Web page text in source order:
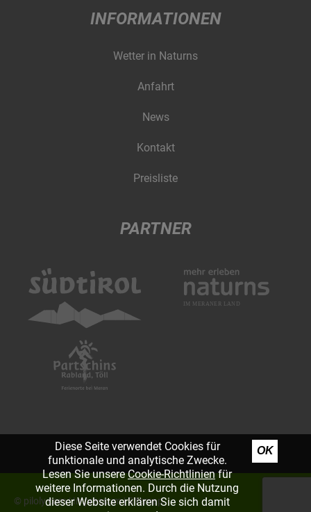
INFORMATIONEN
Wetter in Naturns
Anfahrt
News
Kontakt
Preisliste
PARTNER
© piloly.com|Impressum|Sitemap
Diese Seite verwendet Cookies für
funktionale und analytische Zwecke.
Lesen Sie unsereCookie-Richtlinienfür
weitere Informationen. Durch die Nutzung
dieser Website erklären Sie sich damit
OK